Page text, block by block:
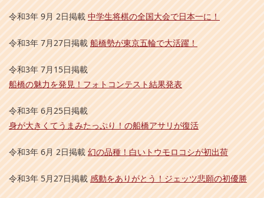
令和3年 9月 2日掲載 中学生将棋の全国大会で日本一に！
令和3年 7月27日掲載 船橋勢が東京五輪で大活躍！
令和3年 7月15日掲載
船橋の魅力を発見！フォトコンテスト結果発表
令和3年 6月25日掲載
身が大きくてうまみたっぷり！の船橋アサリが復活
令和3年 6月 2日掲載 幻の品種！白いトウモロコシが初出荷
令和3年 5月27日掲載 感動をありがとう！ジェッツ悲願の初優勝